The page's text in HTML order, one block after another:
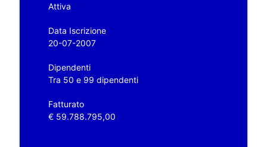
Attiva
Data Iscrizione
20-07-2007
Dipendenti
Tra 50 e 99 dipendenti
Fatturato
€ 59.788.795,00